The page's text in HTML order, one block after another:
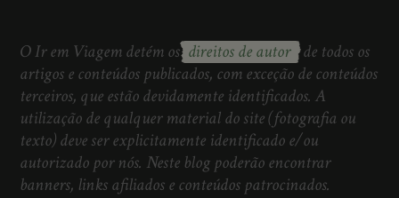
O Ir em Viagem detém os direitos de autor de todos os
artigos e conteúdos publicados, com exceção de conteúdos
terceiros, que estão devidamente identificados. A
utilização de qualquer material do site (fotografia ou
texto) deve ser explicitamente identificado e/ou
autorizado por nós. Neste blog poderão encontrar
banners, links afiliados e conteúdos patrocinados.